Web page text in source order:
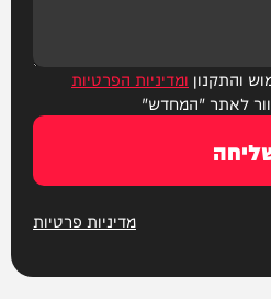
והתקנון ומדיניות הפרטיות
לאתר "המחדש"
מדיניות פרטיות